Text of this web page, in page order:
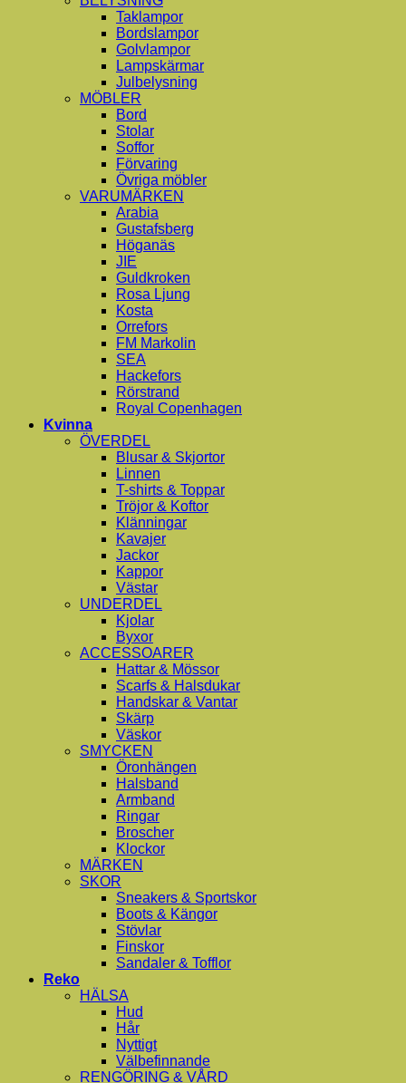
Taklampor
Bordslampor
Golvlampor
Lampskärmar
Julbelysning
MÖBLER
Bord
Stolar
Soffor
Förvaring
Övriga möbler
VARUMÄRKEN
Arabia
Gustafsberg
Höganäs
JIE
Guldkroken
Rosa Ljung
Kosta
Orrefors
FM Markolin
SEA
Hackefors
Rörstrand
Royal Copenhagen
Kvinna
ÖVERDEL
Blusar & Skjortor
Linnen
T-shirts & Toppar
Tröjor & Koftor
Klänningar
Kavajer
Jackor
Kappor
Västar
UNDERDEL
Kjolar
Byxor
ACCESSOARER
Hattar & Mössor
Scarfs & Halsdukar
Handskar & Vantar
Skärp
Väskor
SMYCKEN
Öronhängen
Halsband
Armband
Ringar
Broscher
Klockor
MÄRKEN
SKOR
Sneakers & Sportskor
Boots & Kängor
Stövlar
Finskor
Sandaler & Tofflor
Reko
HÄLSA
Hud
Hår
Nyttigt
Välbefinnande
RENGÖRING & VÅRD